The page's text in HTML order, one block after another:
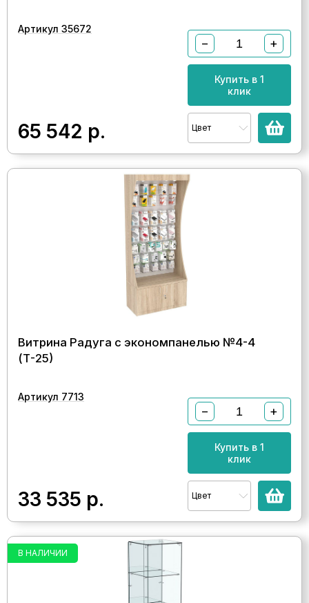
Артикул 35672
65 542 р.
− +
Купить в 1
клик
Цвет
Витрина Радуга с экономпанелью №4-4
(Т-25)
Артикул 7713
33 535 р.
− +
Купить в 1
клик
Цвет
В НАЛИЧИИ